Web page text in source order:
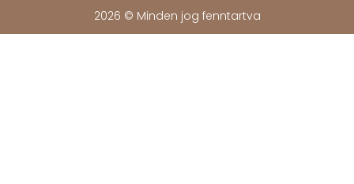
2026 © Minden jog fenntartva